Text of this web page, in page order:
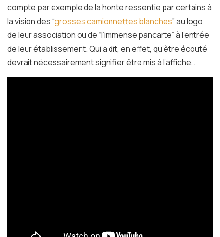
compte par exemple de la honte ressentie par certains à
la vision des “grosses camionnettes blanches” au logo
de leur association ou de “l’immense pancarte” à l’entrée
de leur établissement. Qui a dit, en effet, qu’être écouté
devrait nécessairement signifier être mis à l’affiche…